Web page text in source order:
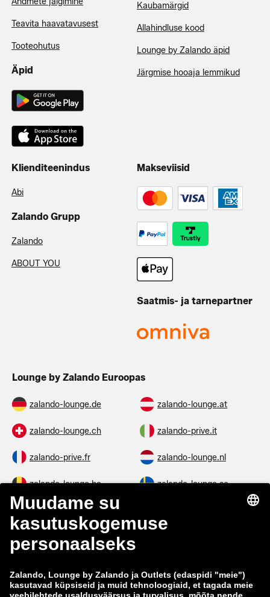
Teavita haavatavusest
Tooteohutus
Äpid
Kaubamärgid
Allahindluse kood
Lounge by Zalando äpid
Järgmise hooaja lemmikud
Klienditeenindus
Abi
Zalando Grupp
Zalando
ABOUT YOU
Makseviisid
Saatmis- ja tarnepartner
Lounge by Zalando Euroopas
zalando-lounge.de zalando-lounge.at
zalando-lounge.ch zalando-prive.it
zalando-prive.fr zalando-lounge.nl
zalando-lounge.be zalando-lounge.se
zalando-lounge.fi
zalando-lounge.co.uk
zalando-lounge.lt zalando-lounge.sk